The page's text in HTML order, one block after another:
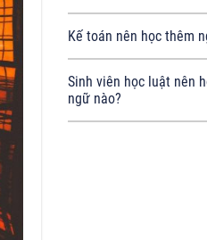
Kế toán nên học thêm
Sinh viên học luật nên
ngữ nào?